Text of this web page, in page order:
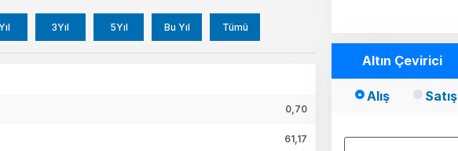
3Yıl 5Yıl Bu Yıl Tümü
0,70
61,17
Altın Çevirici
Alış Satış